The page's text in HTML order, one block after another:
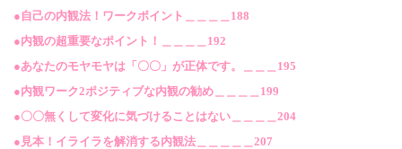
●自己の内観法！ワークポイント＿＿＿＿188
●内観の超重要なポイント！＿＿＿＿192
●あなたのモヤモヤは「〇〇」が正体です。＿＿＿195
●内観ワーク2ポジティブな内観の勧め＿＿＿＿199
●〇〇無くして変化に気づけることはない＿＿＿＿204
●見本！イライラを解消する内観法＿＿＿＿＿207